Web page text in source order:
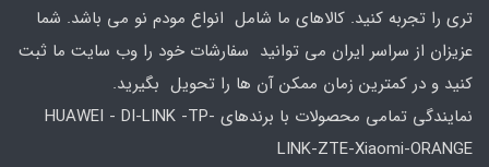
تری را تجربه کنید. کالاهای ما شامل انواع مودم نو می باشد. شما
عزیزان از سراسر ایران می توانید سفارشات خود را وب سایت ما ثبت
کنید و در کمترین زمان ممکن آن ها را تحویل بگیرید.
نمایندگی تمامی محصولات با برندهای HUAWEI - DI-LINK -TP-
LINK-ZTE-Xiaomi-ORANGE